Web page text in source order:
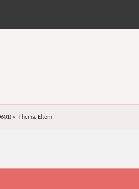
) » Thema: Eltern